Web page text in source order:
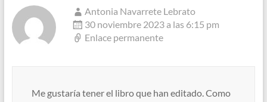
Antonia Navarrete Lebrato
30 noviembre 2023 a las 6:15 pm
Enlace permanente
Me gustaría tener el libro que han editado. Como